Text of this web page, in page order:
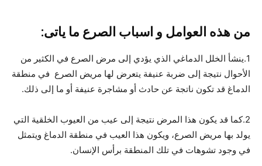
من هذه العوامل و اسباب الصرع ما ياتى:
1.ينشأ الخلل الدماغي الذي يؤدي إلى مرض الصرع في الكثير من
الأحوال نتيجة إلى ضربة عنيفة يتعرض لها مريض الصرع في منطقة
الدماغ قد تكون ناتجة عن حادث أو مشاجرة عنيفة أو ما إلى ذلك.
2.كما قد يكون هذا المرض نتيجة إلى عيب من العيوب الخلقية التي
يولد بها مريض الصرع، ويكون هذا العيب في منطقة الدماغ ويتمثل
في وجود تشوهات في تلك المنطقة برأس الإنسان.